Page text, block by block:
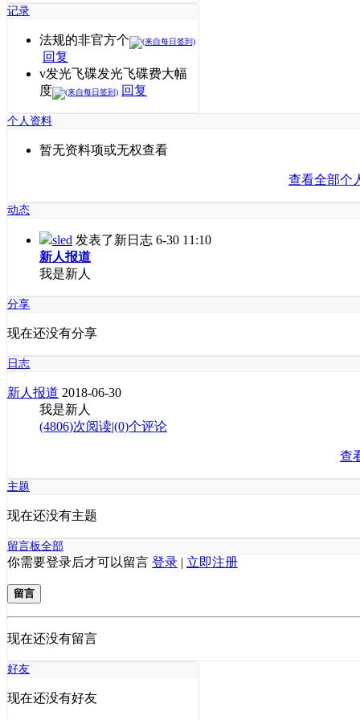
记录
法规的非官方个
回复
v发光飞碟发光飞碟费大幅
度
回复
个人资料
暂无资料项或无权查看
查看全部个
动态
sled 发表了新日志 6-30 11:10
新人报道
我是新人
分享
现在还没有分享
日志
新人报道 2018-06-30
我是新人
(4806)次阅读|(0)个评论
查
主题
现在还没有主题
留言板全部
你需要登录后才可以留言 登录 | 立即注册
留言
现在还没有留言
好友
现在还没有好友